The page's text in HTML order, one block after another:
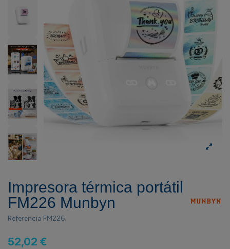
Impresora térmica portátil
FM226 Munbyn
Referencia FM226
52,02 €